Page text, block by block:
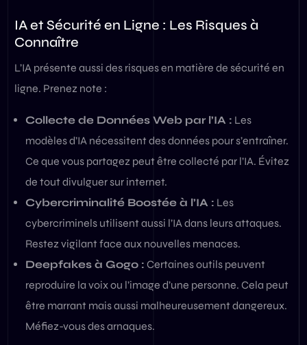
IA et Sécurité en Ligne : Les Risques à
Connaître
L’IA présente aussi des risques en matière de sécurité en
ligne. Prenez note :
Collecte de Données Web par l’IA : Les
modèles d’IA nécessitent des données pour s’entraîner.
Ce que vous partagez peut être collecté par l’IA. Évitez
de tout divulguer sur internet.
Cybercriminalité Boostée à l’IA : Les
cybercriminels utilisent aussi l’IA dans leurs attaques.
Restez vigilant face aux nouvelles menaces.
Deepfakes à Gogo : Certaines outils peuvent
reproduire la voix ou l’image d’une personne. Cela peut
être marrant mais aussi malheureusement dangereux.
Méfiez-vous des arnaques.